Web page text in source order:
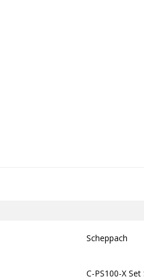
Scheppach
C-PS100-X Set